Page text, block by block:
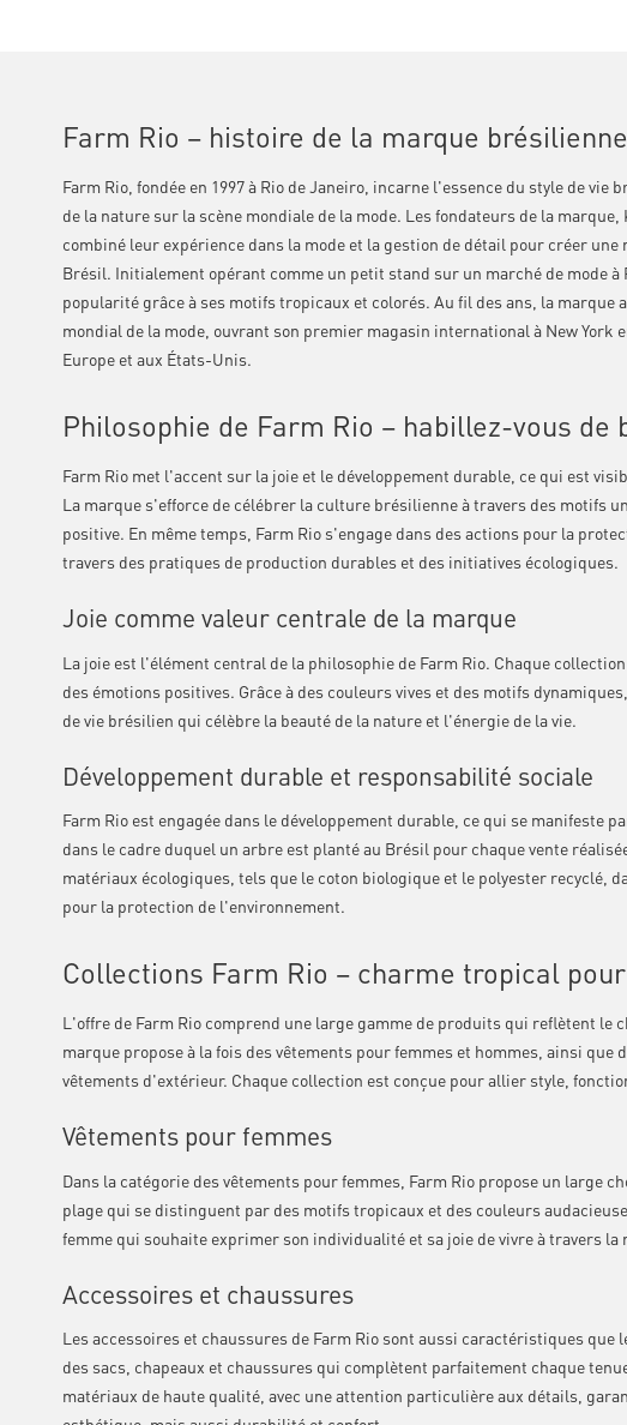
Farm Rio – histoire de la marque
Farm Rio, fondée en 1997 à Rio de Janeiro, incarne l'essence du style de
de la nature sur la scène mondiale de la mode. Les fondateurs de la
combiné leur expérience dans la mode et la gestion de détail pour créer
Brésil. Initialement opérant comme un petit stand sur un marché de mode à
popularité grâce à ses motifs tropicaux et colorés. Au fil des ans, la marque
mondial de la mode, ouvrant son premier magasin international à New York
Europe et aux États-Unis.
Philosophie de Farm Rio – habillez-vous de
Farm Rio met l'accent sur la joie et le développement durable, ce qui est
La marque s'efforce de célébrer la culture brésilienne à travers des motifs
positive. En même temps, Farm Rio s'engage dans des actions pour la
travers des pratiques de production durables et des initiatives écologiques.
Joie comme valeur centrale de la marque
La joie est l'élément central de la philosophie de Farm Rio. Chaque
des émotions positives. Grâce à des couleurs vives et des motifs
de vie brésilien qui célèbre la beauté de la nature et l'énergie de la vie.
Développement durable et responsabilité sociale
Farm Rio est engagée dans le développement durable, ce qui se manifeste
dans le cadre duquel un arbre est planté au Brésil pour chaque vente
matériaux écologiques, tels que le coton biologique et le polyester recyclé,
pour la protection de l'environnement.
Collections Farm Rio – charme tropical
L'offre de Farm Rio comprend une large gamme de produits qui reflètent le
marque propose à la fois des vêtements pour femmes et hommes, ainsi que
vêtements d'extérieur. Chaque collection est conçue pour allier style,
Vêtements pour femmes
Dans la catégorie des vêtements pour femmes, Farm Rio propose un large
plage qui se distinguent par des motifs tropicaux et des couleurs
femme qui souhaite exprimer son individualité et sa joie de vivre à travers la
Accessoires et chaussures
Les accessoires et chaussures de Farm Rio sont aussi caractéristiques
des sacs, chapeaux et chaussures qui complètent parfaitement chaque
matériaux de haute qualité, avec une attention particulière aux détails,